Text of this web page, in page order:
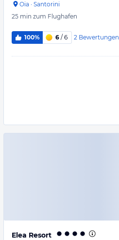
Oia · Santorini
25 min zum Flughafen
100% 6 / 6 2 Bewertungen
Elea Resort